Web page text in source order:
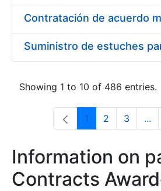
Showing 1 to 10 of 486 entries.
Page
1 Page
2 Page
3 ...
Information on
Contracts